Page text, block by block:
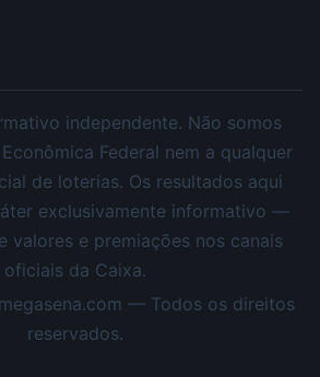
independente. Não somos
Federal nem a qualquer
de loterias. Os resultados aqui
exclusivamente informativo —
valores e premiações nos canais
oficiais da Caixa.
— Todos os direitos
reservados.